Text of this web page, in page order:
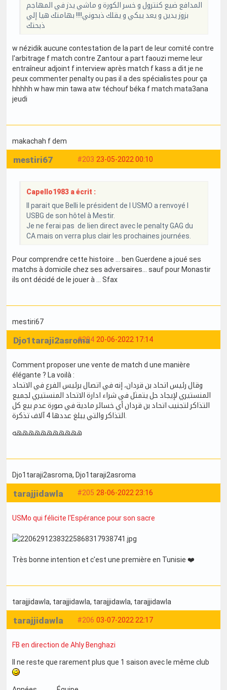
المدافع ضيع كنترول و خسر الكورة و ماشي يدز في المهاجم
بزوز يدين و يعد يبكي و يقلك ذبحوني!!!! بهامتك هيا إلي
ذبحتك
w nézidik aucune contestation de la part de leur comité contre
l'arbitrage f match contre Zantour a part faouzi meme leur
entraîneur adjoint f interview après match f kass a dit je ne
peux commenter penalty ou pas il a des spécialistes pour ça
hhhhh w haw min tawa atw téchouf béka f match mata3ana
jeudi
makachah f dem
#203 23-05-2022 00:10
mestiri67
Capello1983 a écrit :
Il parait que Belli le président de l USMO a renvoyé l
USBG de son hôtel à Mestir.
Je ne ferai pas de lien direct avec le penalty GAG du
CA mais on verra plus clair les prochaines journées.
Pour comprendre cette histoire … ben Guerdene a joué ses
matchs à domicile chez ses adversaires… sauf pour Monastir
ils ont décidé de le jouer à … Sfax
mestiri67
#204 20-06-2022 17:14
Djo1taraji2asroma
Comment proposer une vente de match d une manière
élégante ? La voilà :
وقال رئيس اتحاد بن قردان، إنه في اتصال برئيس الفرع في الاتحاد
المنستيري لإيجاد حل يتمثل في شراء ادارة الاتحاد المنستيري لجميع
التذاكر لتجنيب اتحاد بن قردان أي خسائر مادية في صورة عدم بيع كل
هههههههههههه
Djo1taraji2asroma, Djo1taraji2asroma
#205 28-06-2022 23:16
tarajjidawla
USMo qui félicite l'Espérance pour son sacre
Très bonne intention et c'est une première en Tunisie ❤️
tarajjidawla, tarajjidawla, tarajjidawla, tarajjidawla
#206 03-07-2022 22:17
tarajjidawla
FB en direction de Ahly Benghazi
Il ne reste que rarement plus que 1 saison avec le même club